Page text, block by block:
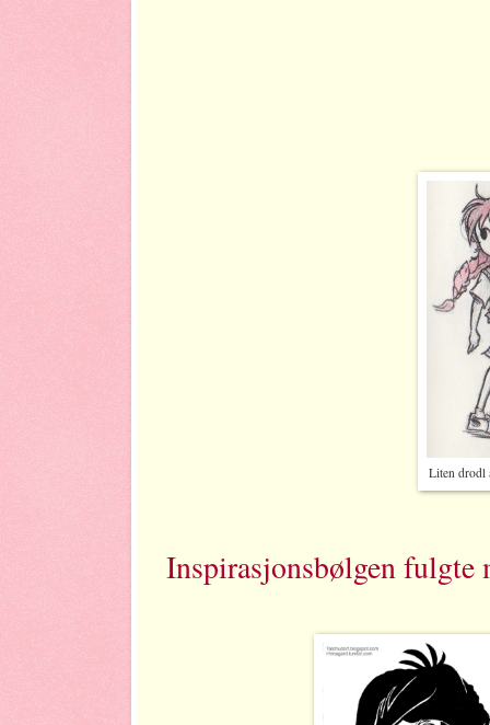
Liten drodl
Inspirasjonsbølgen fulgte